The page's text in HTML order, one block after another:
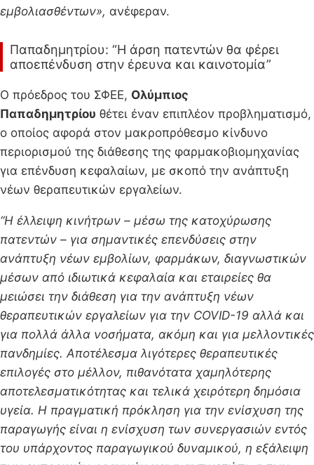
εμβολιασθέντων», ανέφεραν.
Παπαδημητρίου: “Η άρση πατεντών θα φέρει
αποεπένδυση στην έρευνα και καινοτομία”
Ο πρόεδρος του ΣΦΕΕ, Ολύμπιος
Παπαδημητρίου θέτει έναν επιπλέον προβληματισμό,
ο οποίος αφορά στον μακροπρόθεσμο κίνδυνο
περιορισμού της διάθεσης της φαρμακοβιομηχανίας
για επένδυση κεφαλαίων, με σκοπό την ανάπτυξη
νέων θεραπευτικών εργαλείων.
“Η έλλειψη κινήτρων – μέσω της κατοχύρωσης
πατεντών – για σημαντικές επενδύσεις στην
ανάπτυξη νέων εμβολίων, φαρμάκων, διαγνωστικών
μέσων από ιδιωτικά κεφαλαία και εταιρείες θα
μειώσει την διάθεση για την ανάπτυξη νέων
θεραπευτικών εργαλείων για την COVID-19 αλλά και
για πολλά άλλα νοσήματα, ακόμη και για μελλοντικές
πανδημίες. Αποτέλεσμα λιγότερες θεραπευτικές
επιλογές στο μέλλον, πιθανότατα χαμηλότερης
αποτελεσματικότητας και τελικά χειρότερη δημόσια
υγεία. Η πραγματική πρόκληση για την ενίσχυση της
παραγωγής είναι η ενίσχυση των συνεργασιών εντός
του υπάρχοντος παραγωγικού δυναμικού, η εξάλειψη